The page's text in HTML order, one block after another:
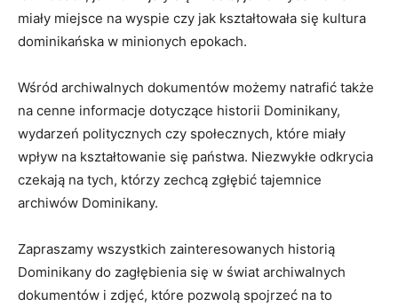
miały miejsce na wyspie czy jak kształtowała⁤ się⁢ kultura
dominikańska w minionych ‍epokach.
Wśród archiwalnych dokumentów możemy ‌natrafić ​także
na‌ cenne informacje ​dotyczące historii Dominikany,
wydarzeń politycznych czy społecznych, które miały
wpływ‌ na kształtowanie się ​państwa. Niezwykłe⁢ odkrycia
czekają ‍na tych,⁣ którzy zechcą zgłębić tajemnice
archiwów Dominikany.
Zapraszamy wszystkich zainteresowanych historią
Dominikany‍ do‍ zagłębienia się w ⁣świat⁢ archiwalnych‍
dokumentów⁢ i​ zdjęć, które⁤ pozwolą⁢ spojrzeć na‌ to